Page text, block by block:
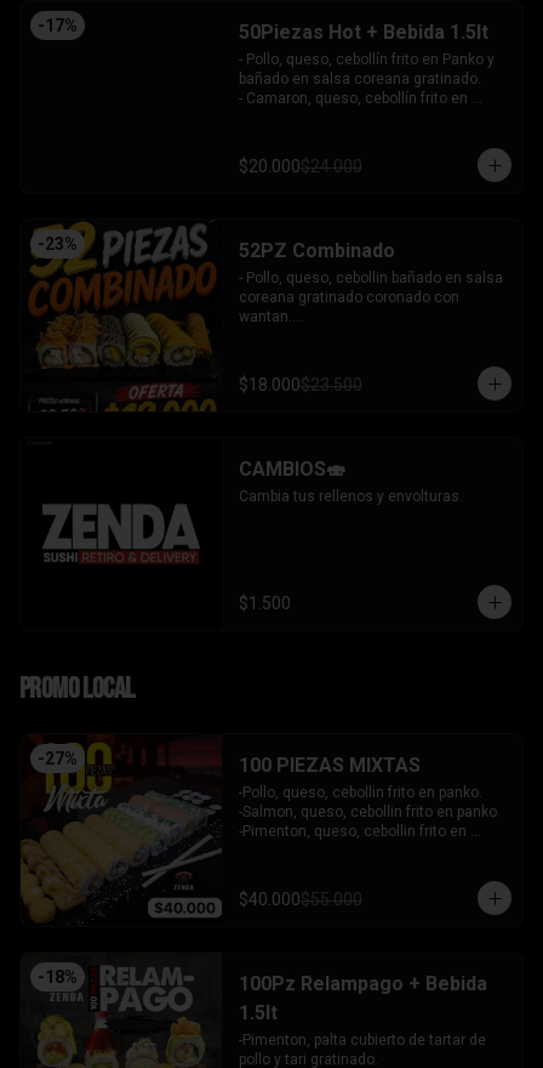
-17% 50Piezas Hot + Bebida 1.5lt
- Pollo, queso, cebollín frito en Panko y
bañado en salsa coreana gratinado.
- Camaron, queso, cebollín frito en
bañado en salsa tari.
- Salmón, queso, cebollín frito en Panko.
$20.000$24.000
-23% 52PZ Combinado
- Pollo, queso, cebollin bañado en salsa
coreana gratinado coronado con
wantan.
wantan.
-kanikama, palta envuelto en sesamo.
gratinado.
+ 2 arrollado primavera.
$18.000$23.500
CAMBIOS🍣
Cambia tus rellenos y envolturas.
$1.500
PROMO LOCAL
-27% 100 PIEZAS MIXTAS
-Pollo, queso, cebollin frito en panko.
-Salmon, queso, cebollin frito en panko.
-Pimenton, queso, cebollin frito en
-Camaron furai, queso, cebollin
envuelto en palta.
salmon.
-Hosomaki de kanikama.
- 5 Gyosas fritas + 5 bolitas de queso.
INCLUYE: 6 SALSAS - 5 PALITOS
$40.000$55.000
-18%
100Pz Relampago + Bebida
1.5lt
-Pimenton, palta cubierto de tartar de
pollo y tari gratinado.